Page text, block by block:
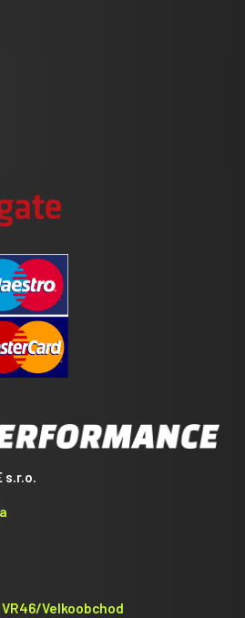
s.r.o.
Velkoobchod